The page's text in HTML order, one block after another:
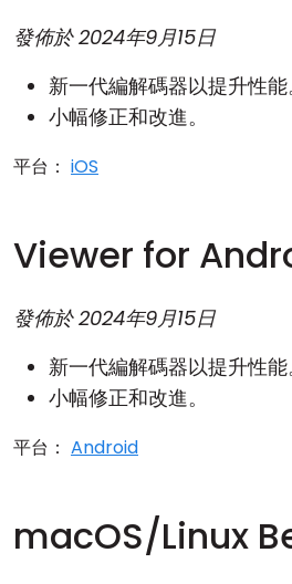
發佈於2024年9月15日
新一代編解碼器以提升性能
小幅修正和改進。
平台： iOS
Viewer for
發佈於2024年9月15日
新一代編解碼器以提升性能
小幅修正和改進。
平台： Android
macOS/Linux